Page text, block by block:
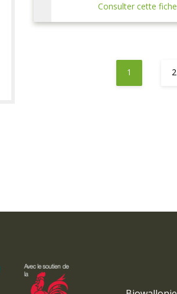
Consulter cette fiche
1 2